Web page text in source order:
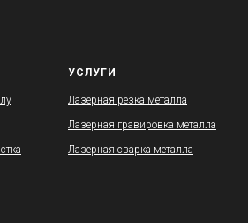
УСЛУГИ
Лазерная резка металла
Лазерная гравировка металла
Лазерная сварка металла